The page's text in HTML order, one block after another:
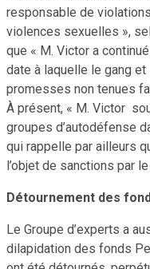
responsable de
violences sexuelles »,
que « M. Victor a
date à laquelle le gang
promesses non tenues
À présent, « M. Victor
groupes d’autodéfense
qui rappelle par ailleurs
l’objet de sanctions par le
Détournement des
Le Groupe d’experts a
dilapidation des fonds